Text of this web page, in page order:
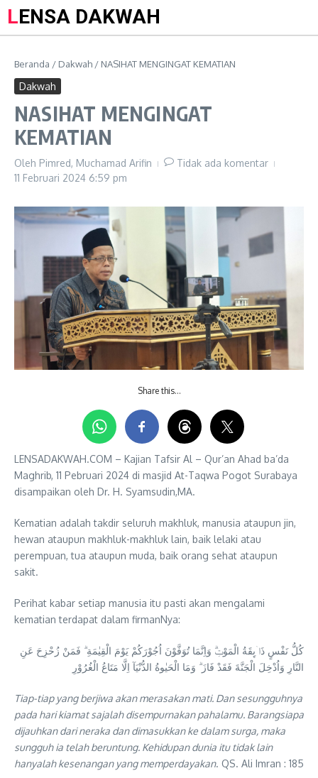
LENSA DAKWAH
Beranda / Dakwah / NASIHAT MENGINGAT KEMATIAN
Dakwah
NASIHAT MENGINGAT
KEMATIAN
Oleh Pimred, Muchamad Arifin
Tidak ada komentar
11 Februari 2024 6:59 pm
Share this…
LENSADAKWAH.COM – Kajian Tafsir Al – Qur’an Ahad ba’da
Maghrib, 11 Pebruari 2024 di masjid At-Taqwa Pogot Surabaya
disampaikan oleh Dr. H. Syamsudin,MA.
Kematian adalah takdir seluruh makhluk, manusia ataupun jin,
hewan ataupun makhluk-makhluk lain, baik lelaki atau
perempuan, tua ataupun muda, baik orang sehat ataupun
sakit.
Perihat kabar setiap manusia itu pasti akan mengalami
kematian terdapat dalam firmanNya:
كُلُّ نَفْسٍ ذَاۤىِٕقَةُ الْمَوْتِۗ وَاِنَّمَا تُوَفَّوْنَ اُجُوْرَكُمْ يَوْمَ الْقِيٰمَةِ ۗ فَمَنْ زُحْزِحَ عَنِ
النَّارِ وَاُدْخِلَ الْجَنَّةَ فَقَدْ فَازَ ۗ وَمَا الْحَيٰوةُ الدُّنْيَآ اِلَّا مَتَاعُ الْغُرُوْرِ
Tiap-tiap yang berjiwa akan merasakan mati. Dan sesungguhnya
pada hari kiamat sajalah disempurnakan pahalamu. Barangsiapa
dijauhkan dari neraka dan dimasukkan ke dalam surga, maka
sungguh ia telah beruntung. Kehidupan dunia itu tidak lain
hanyalah kesenangan yang memperdayakan. QS. Ali Imran : 185